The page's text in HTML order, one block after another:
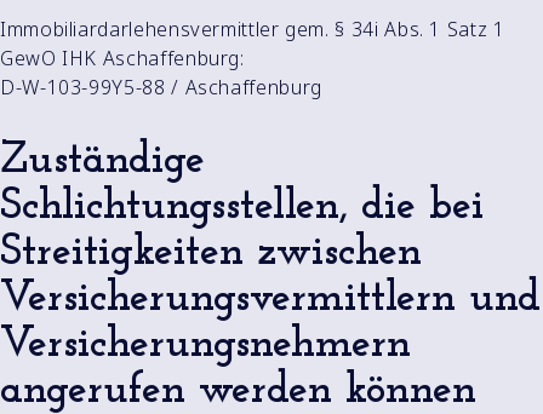
Immobiliardarlehensvermittler gem. § 34i Abs. 1 Satz 1
GewO IHK Aschaffenburg:
D-W-103-99Y5-88 / Aschaffenburg
Zuständige
Schlichtungsstellen, die bei
Streitigkeiten zwischen
Versicherungsvermittlern und
Versicherungsnehmern
angerufen werden können